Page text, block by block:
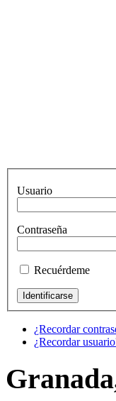
Usuario
Contraseña
Recuérdeme
¿Recordar
¿Recordar